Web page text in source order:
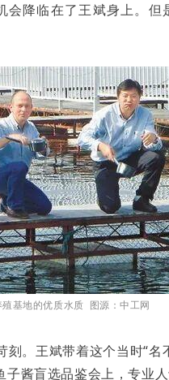
降临在了王斌身上。但
基地的优质水质 图源：中工网
。王斌带着这个当时“名
酱盲选品鉴会上，专业